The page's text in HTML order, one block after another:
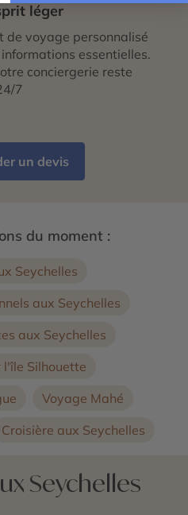
léger
de voyage personnalisé
essentielles.
conciergerie reste
7
un devis
du moment :
Seychelles
aux Seychelles
aux Seychelles
l'île Silhouette
Voyage Mahé
Croisière aux Seychelles
Seychelles